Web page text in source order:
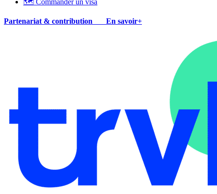
🗺 Commander un visa
Partenariat & contribution En savoir+